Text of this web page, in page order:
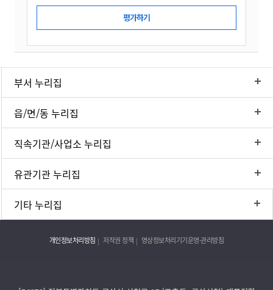
부서 누리집
읍/면/동 누리집
직속기관/사업소 누리집
유관기관 누리집
기타 누리집
개인정보처리방침 저작권 정책 영상정보처리기기운영·관리방침